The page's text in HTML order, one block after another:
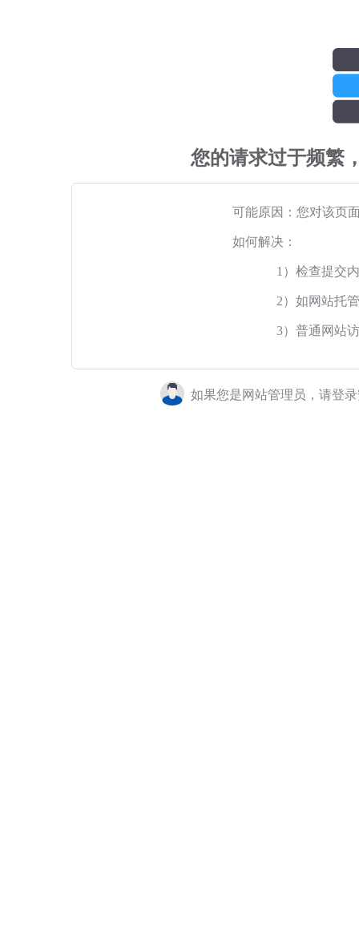
您的请求过于频繁
可能原因：您对该页
如何解决：
1）检查提交
2）如网站托
3）普通网站
如果您是网站管理员，请登